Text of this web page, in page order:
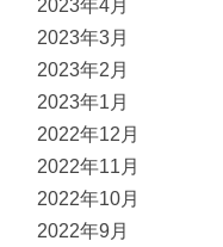
2023年4月
2023年3月
2023年2月
2023年1月
2022年12月
2022年11月
2022年10月
2022年9月